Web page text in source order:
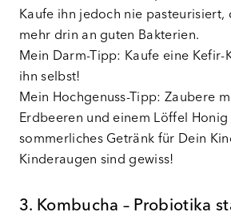
Kaufe ihn jedoch nie pasteurisiert,
mehr drin an guten Bakterien.
Mein Darm-Tipp: Kaufe eine Kefir-
ihn selbst!
Mein Hochgenuss-Tipp: Zaubere
Erdbeeren und einem Löffel Honig
sommerliches Getränk für Dein
Kinderaugen sind gewiss!
3. Kombucha – Probiotika